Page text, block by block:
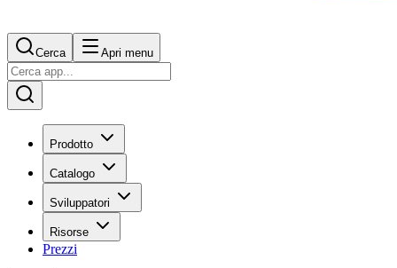
Cerca Apri menu
Prodotto
Catalogo
Sviluppatori
Risorse
Prezzi